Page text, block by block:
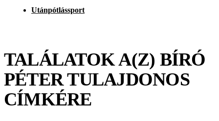
Utánpótlássport
TALÁLATOK A(Z) BÍRÓ
PÉTER TULAJDONOS
CÍMKÉRE